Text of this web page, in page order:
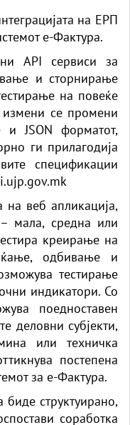
на ЕРП
е-Фактура.
API сервиси за
и сторнирање
на повеќе
се промени
и JSON форматот,
ги прилагодија
спецификации
на веб апликација,
– мала, средна или
креирање на
одбивање и
тестирање
индикатори. Со
поедноставен
деловни субјекти,
или техничка
постепена
за е-Фактура.
структуирано,
соработка